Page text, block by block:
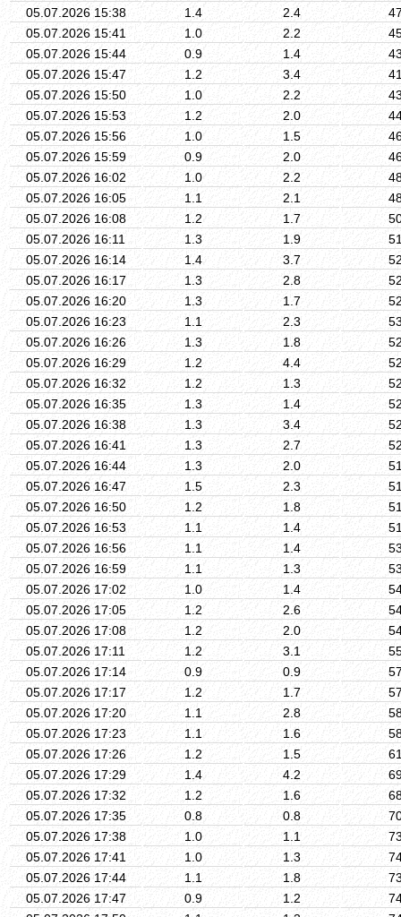
05.07.2026 15:38
1.4 2.4
05.07.2026 15:41
1.0 2.2
05.07.2026 15:44
0.9 1.4
05.07.2026 15:47
1.2 3.4
05.07.2026 15:50
1.0 2.2
05.07.2026 15:53
1.2 2.0
05.07.2026 15:56
1.0 1.5
05.07.2026 15:59
0.9 2.0
05.07.2026 16:02
1.0 2.2
05.07.2026 16:05
1.1 2.1
05.07.2026 16:08
1.2 1.7
05.07.2026 16:11
1.3 1.9
05.07.2026 16:14
1.4 3.7
05.07.2026 16:17
1.3 2.8
05.07.2026 16:20
1.3 1.7
05.07.2026 16:23
1.1 2.3
05.07.2026 16:26
1.3 1.8
05.07.2026 16:29
1.2 4.4
05.07.2026 16:32
1.2 1.3
05.07.2026 16:35
1.3 1.4
05.07.2026 16:38
1.3 3.4
05.07.2026 16:41
1.3 2.7
05.07.2026 16:44
1.3 2.0
05.07.2026 16:47
1.5 2.3
05.07.2026 16:50
1.2 1.8
05.07.2026 16:53
1.1 1.4
05.07.2026 16:56
1.1 1.4
05.07.2026 16:59
1.1 1.3
05.07.2026 17:02
1.0 1.4
05.07.2026 17:05
1.2 2.6
05.07.2026 17:08
1.2 2.0
05.07.2026 17:11
1.2 3.1
05.07.2026 17:14
0.9 0.9
05.07.2026 17:17
1.2 1.7
05.07.2026 17:20
1.1 2.8
05.07.2026 17:23
1.1 1.6
05.07.2026 17:26
1.2 1.5
05.07.2026 17:29
1.4 4.2
05.07.2026 17:32
1.2 1.6
05.07.2026 17:35
0.8 0.8
05.07.2026 17:38
1.0 1.1
05.07.2026 17:41
1.0 1.3
05.07.2026 17:44
1.1 1.8
05.07.2026 17:47
0.9 1.2